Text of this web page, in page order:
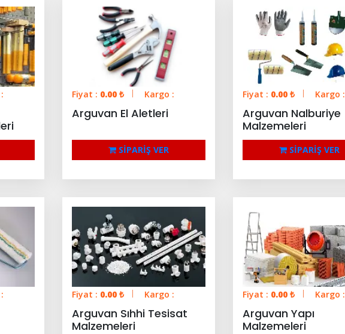
Fiyat : 0.00 ₺ Kargo :
Arguvan El Aletleri
SİPARİŞ VER
Fiyat : 0.00 ₺ Kargo :
Arguvan Nalburiye
Malzemeleri
SİPARİŞ VER
Fiyat : 0.00 ₺ Kargo :
Arguvan Sıhhi Tesisat
Malzemeleri
Fiyat : 0.00 ₺ Kargo :
Arguvan Yapı
Malzemeleri